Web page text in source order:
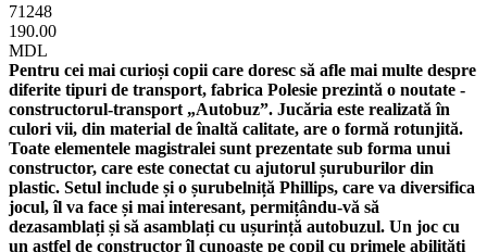
71248
190.00
MDL
Pentru cei mai curioși copii care doresc să afle mai multe despre
diferite tipuri de transport, fabrica Polesie prezintă o noutate -
constructorul-transport „Autobuz”. Jucăria este realizată în
culori vii, din material de înaltă calitate, are o formă rotunjită.
Toate elementele magistralei sunt prezentate sub forma unui
constructor, care este conectat cu ajutorul șuruburilor din
plastic. Setul include și o șurubelniță Phillips, care va diversifica
jocul, îl va face și mai interesant, permițându-vă să
dezasamblați și să asamblați cu ușurință autobuzul. Un joc cu
un astfel de constructor îl cunoaște pe copil cu primele abilități